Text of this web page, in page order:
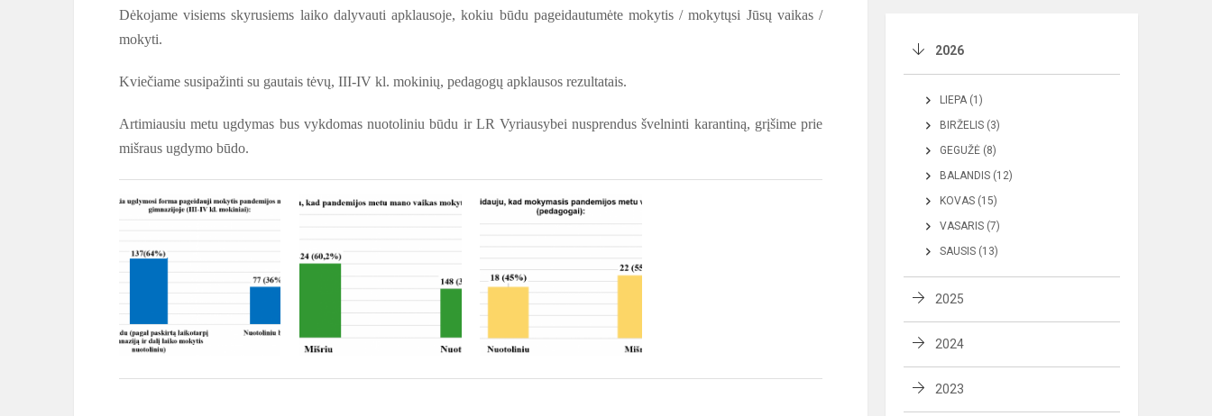
Dėkojame visiems skyrusiems laiko dalyvauti apklausoje, kokiu būdu pageidautumėte mokytis / mokytųsi Jūsų vaikas /
mokyti.
Kviečiame susipažinti su gautais tėvų, III-IV kl. mokinių, pedagogų apklausos rezultatais.
Artimiausiu metu ugdymas bus vykdomas nuotoliniu būdu ir LR Vyriausybei nusprendus švelninti karantiną, grįšime prie
mišraus ugdymo būdo.
2026
LIEPA (1)
BIRŽELIS (3)
GEGUŽĖ (8)
BALANDIS (12)
KOVAS (15)
VASARIS (7)
SAUSIS (13)
2025
2024
2023